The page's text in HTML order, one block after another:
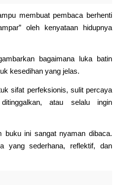
membuat pembaca berhenti
oleh kenyataan hidupnya
bagaimana luka batin
kesedihan yang jelas.
sifat perfeksionis, sulit percaya
atau selalu ingin
buku ini sangat nyaman dibaca.
yang sederhana, reflektif, dan